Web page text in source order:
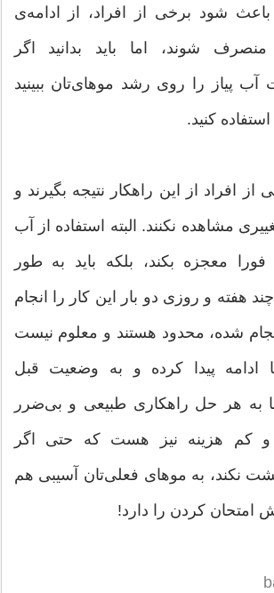
باعث شود برخی از افراد، از ادامه‌ی
شوند، اما باید بدانید اگر
آب پیاز را روی رشد موهای‌تان ببینید
کنید.
افراد از این راهکار نتیجه بگیرند و
مشاهده نکنند. البته استفاده از آب
معجزه بکند، بلکه باید به طور
هفته و روزی دو بار این کار را انجام
شده، محدود هستند و معلوم نیست
ادامه پیدا کرده و به وضعیت قبل
به هر حل راهکاری طبیعی و بی‌ضرر
کم هزینه نیز هست که حتی اگر
نکند، به موهای فعلی‌تان آسیبی هم
امتحان کردن را دارد!